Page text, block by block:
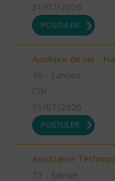
31/07/2026
POSTULER
Auxiliaire de vie -
40 - Landes
CDI
31/07/2026
POSTULER
Assistante
73 - Savoie